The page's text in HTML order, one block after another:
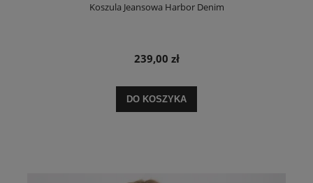
Koszula Jeansowa Harbor Denim
239,00 zł
DO KOSZYKA